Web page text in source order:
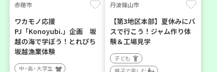
赤穂市
ワカモノ応援
PJ「Konoyubi.」企画 坂
越の海で学ぼう！とれぴち
坂越漁業体験
中・高・大学生
丹波篠山市
【第3地区本部】夏休みにバ
スで行こう！ジャム作り体
験＆工場見学
子ども